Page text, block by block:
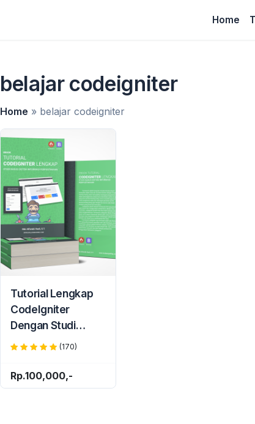
Home
belajar codeigniter
Home » belajar codeigniter
Tutorial Lengkap
CodeIgniter
Dengan Studi
Kasus Membuat
Perpustakaan
(170)
Rp.100,000,-